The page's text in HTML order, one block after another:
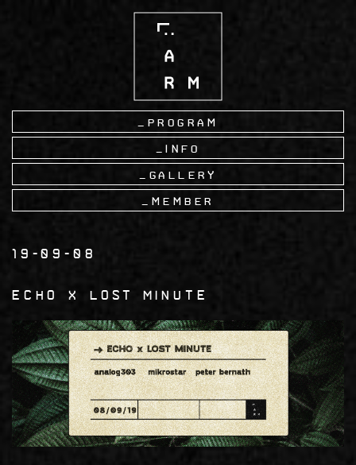
Program
Info
Gallery
Member
19-09-08
ECHO x Lost Minute